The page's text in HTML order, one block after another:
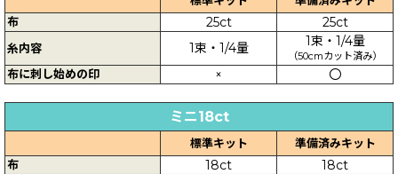
布
25ct 25ct
糸内容 1束・1/4量 1束・1/4量
（50cmカット済み）
布に刺し始めの印 × 〇
ミニ18ct
標準キット
準備済みキット
布
18ct 18ct